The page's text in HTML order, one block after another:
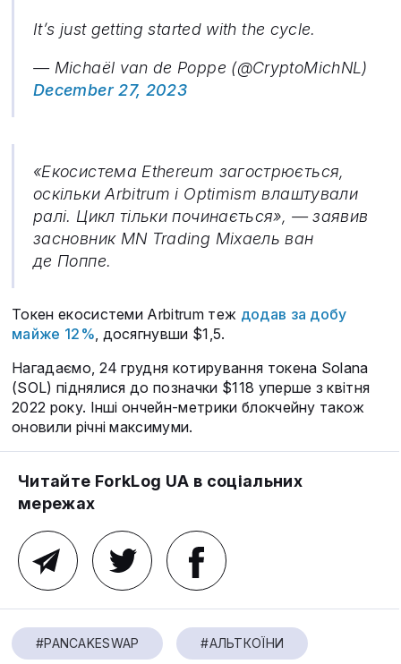
It’s just getting started with the cycle.
— Michaël van de Poppe (@CryptoMichNL)
December 27, 2023
«Екосистема Ethereum загострюється,
оскільки Arbitrum і Optimism влаштували
ралі. Цикл тільки починається», — заявив
засновник MN Trading Міхаель ван
де Поппе.
Токен екосистеми Arbitrum теж додав за добу
майже 12% , досягнувши $1,5.
Нагадаємо, 24 грудня котирування токена Solana
(SOL) піднялися до позначки $118 уперше з квітня
2022 року. Інші ончейн-метрики блокчейну також
оновили річні максимуми.
Читайте ForkLog UA в соціальних
мережах
#PANCAKESWAP #АЛЬТКОЇНИ